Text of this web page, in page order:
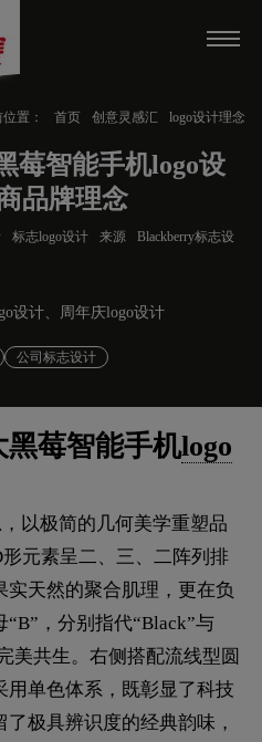
置： 首页 创意灵感汇
logo设计理念
莓智能手机logo设
品牌理念
标志logo设计 来源
Blackberry标志设
设计、周年庆logo设计
公司标志设计
莓智能手机logo
以极简的几何美学重塑品
元素呈二、三、二阵列排
天然的聚合肌理，更在负
，分别指代“Black”与
美共生。右侧搭配流线型圆
单色体系，既彰显了科技
极具辨识度的经典韵味，